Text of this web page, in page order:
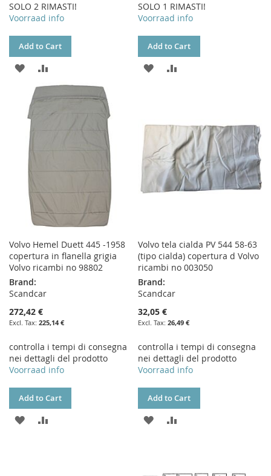
SOLO 2 RIMASTI!
Voorraad info
Add to Cart
ADD
TO
WISH
LIST
TO
SOLO 1 RIMASTI!
Voorraad info
Add to Cart
ADD
LIST
Volvo Hemel Duett 445 -1958
copertura in flanella grigia
Volvo ricambi no 98802
Brand:
Scandcar
272,42 €
225,14 €
controlla i tempi di consegna
nei dettagli del prodotto
Voorraad info
Add to Cart
ADD
Volvo tela cialda PV 544 58-63
(tipo cialda) copertura d Volvo
ricambi no 003050
Brand:
Scandcar
32,05 €
26,49 €
controlla i tempi di consegna
nei dettagli del prodotto
Voorraad info
Add to Cart
ADD